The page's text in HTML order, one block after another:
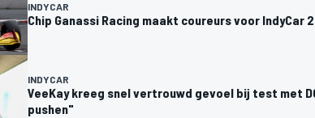
INDYCAR
Chip Ganassi Racing maakt coureurs voor IndyCar
INDYCAR
VeeKay kreeg snel vertrouwd gevoel bij test met
pushen"